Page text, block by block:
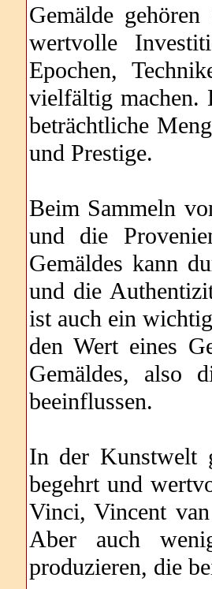
Gemälde
wertvolle
Epochen,
vielfältig machen.
beträchtliche
und Prestige.
Beim Sammeln
und die
Gemäldes kann
und die
ist auch ein
den Wert eines
Gemäldes, also
beeinflussen.
In der Kunstwelt
begehrt und
Vinci, Vincent
Aber auch
produzieren, die